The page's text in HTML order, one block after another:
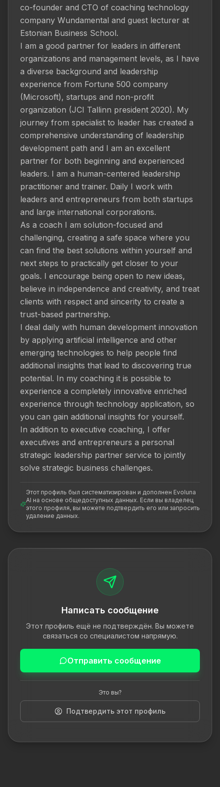
co-founder and CTO of coaching technology
company Wundamental and guest lecturer at
Estonian Business School.
I am a good partner for leaders in different
organizations and management levels, as I have
a diverse background and leadership
experience from Fortune 500 company
(Microsoft), startups and non-profit
organization (JCI Tallinn president 2020). My
journey from specialist to leader has created a
comprehensive understanding of leadership
development path and I am an excellent
partner for both beginning and experienced
leaders. I am a human-centered leadership
practitioner and trainer. Daily I work with
leaders and entrepreneurs from both startups
and large international corporations.
As a coach I am solution-focused and
challenging, creating a safe space where you
can find the best solutions within yourself and
next steps to practically get closer to your
goals. I encourage being open to new ideas,
believe in independence and creativity, and treat
clients with respect and sincerity to create a
trust-based partnership.
I deal daily with human development innovation
by applying artificial intelligence and other
emerging technologies to help people find
additional insights that lead to discovering true
potential. In my coaching it is possible to
experience a completely innovative enriched
experience through technology application, so
you can gain additional insights for yourself.
In addition to executive coaching, I offer
executives and entrepreneurs a personal
strategic leadership partner service to jointly
solve strategic business challenges.
Этот профиль был систематизирован и дополнен Evoluna
AI на основе общедоступных данных. Если вы владелец
этого профиля, вы можете подтвердить его или запросить
удаление данных.
Написать сообщение
Этот профиль ещё не подтверждён. Вы можете
связаться со специалистом напрямую.
Отправить сообщение
Это вы?
Подтвердить этот профиль